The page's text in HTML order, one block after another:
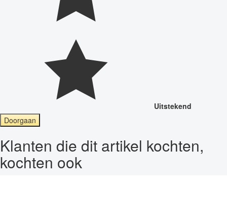
Uitstekend
Doorgaan
Klanten die dit artikel kochten,
kochten ook